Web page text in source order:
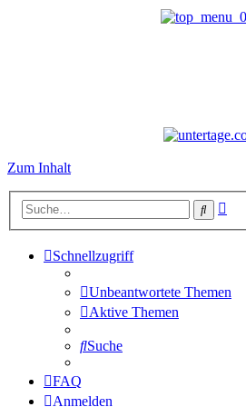
Zum Inhalt
Suche
Schnellzugriff
Unbeantwortete Themen
Aktive Themen
Suche
FAQ
Anmelden